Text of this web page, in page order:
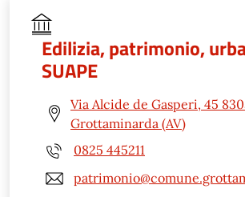
Edilizia, patrimonio,
SUAPE
Via Alcide de Gasperi, 45
Grottaminarda (AV)
0825 445211